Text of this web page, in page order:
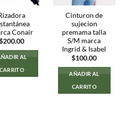
Conair
200.00
AL
CARRITO
Cinturon de
sujecion
premama talla
S/M marca
Ingrid & Isabel
$100.00
AÑADIR AL
CARRITO